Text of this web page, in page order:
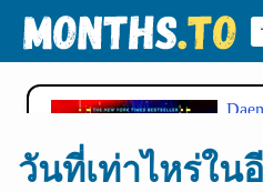
วันที่เท่าไหร่ใน